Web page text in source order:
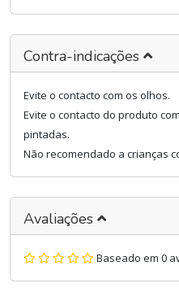
Contra-indicações
Evite o contacto com os olhos.
Evite o contacto do produto
pintadas.
Não recomendado a crianças
Avaliações
Baseado em 0